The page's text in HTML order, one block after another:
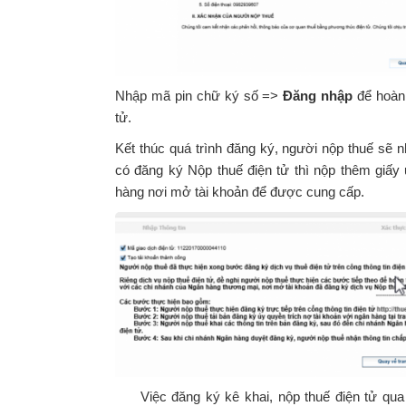
Nhập mã pin chữ ký số =>Đăng nhập để
tử.
Kết thúc quá trình đăng ký, người nộp thuế sẽ
có đăng ký Nộp thuế điện tử thì nộp thêm
hàng nơi mở tài khoản để được cung cấp.
Việc đăng ký kê khai, nộp thuế điện tử